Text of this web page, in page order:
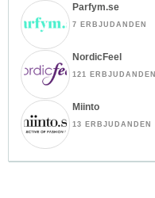
Parfym.se
7 ERBJUDANDEN
NordicFeel
121 ERBJUDANDEN
Miinto
13 ERBJUDANDEN